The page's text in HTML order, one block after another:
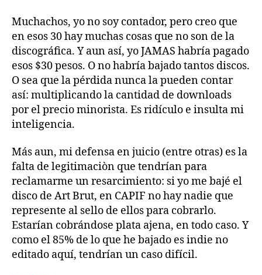
Muchachos, yo no soy contador, pero creo que
en esos 30 hay muchas cosas que no son de la
discográfica. Y aun así, yo JAMAS habría pagado
esos $30 pesos. O no habría bajado tantos discos.
O sea que la pérdida nunca la pueden contar
así: multiplicando la cantidad de downloads
por el precio minorista. Es ridículo e insulta mi
inteligencia.
Más aun, mi defensa en juicio (entre otras) es la
falta de legitimaciòn que tendrían para
reclamarme un resarcimiento: si yo me bajé el
disco de Art Brut, en CAPIF no hay nadie que
represente al sello de ellos para cobrarlo.
Estarían cobrándose plata ajena, en todo caso. Y
como el 85% de lo que he bajado es indie no
editado aquí, tendrían un caso difícil.